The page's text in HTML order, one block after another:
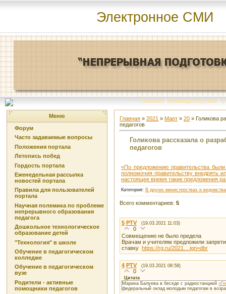
Электронное СМИ
Главная | Команда портала | О
Меню
Форум
Часто задаваемые вопросы
Положения портала
Летопись побед
Гордость портала
Еженедельная рассылка
новостей портала
Правила для пользователей
портала
Научная полемика по проблеме
непрерывного образования
педагога
Дошкольное технологическое
образование детей
"Технология" в школе
Обучение в педагогическом
колледже
Обучение в педагогическом
вузе
Родители - активные
помощники педагогов
Главная » 2021 » Март » 20 » Голикова
педагогов
Голикова рассказала о
педагогов
«По предложению правительства
полномочия правительству внедрять
настоящее время такие предложения
Категория: В других министерствах и
Всего комментариев: 5
5 PTV (19.03.2021 11:03)
0
Совмещению не было предела
Врачам и учителям предложили
ставку https://rg.ru/2021....ign=dbr
4 PTV (19.03.2021 08:58)
0
Цитата
Марина Балуева в беседе с радиостанцией
федеральный оклад молодым педагогам в